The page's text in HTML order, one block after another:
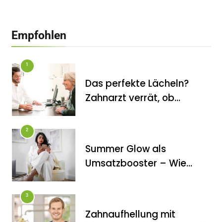
Empfohlen
1
Das perfekte Lächeln?
Zahnarzt verrät, ob
2
Summer Glow als
Umsatzbooster – Wie
3
Zahnaufhellung mit
FITNESS
Die perfekten Liegestütze